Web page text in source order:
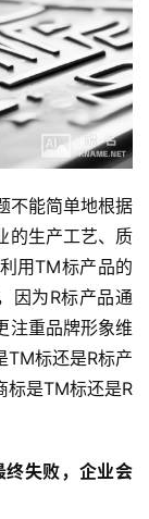
不能简单地根据
的生产工艺、质
用TM标产品的
因为R标产品通
注重品牌形象维
TM标还是R标产
标是TM标还是R
失败，企业会